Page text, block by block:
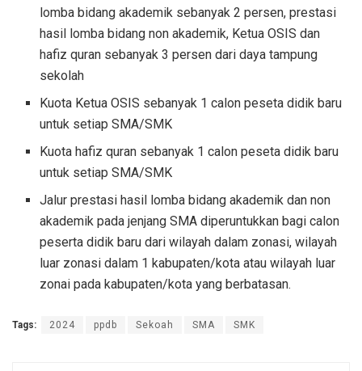
lomba bidang akademik sebanyak 2 persen, prestasi
hasil lomba bidang non akademik, Ketua OSIS dan
hafiz quran sebanyak 3 persen dari daya tampung
sekolah
Kuota Ketua OSIS sebanyak 1 calon peseta didik baru
untuk setiap SMA/SMK
Kuota hafiz quran sebanyak 1 calon peseta didik baru
untuk setiap SMA/SMK
Jalur prestasi hasil lomba bidang akademik dan non
akademik pada jenjang SMA diperuntukkan bagi calon
peserta didik baru dari wilayah dalam zonasi, wilayah
luar zonasi dalam 1 kabupaten/kota atau wilayah luar
zonai pada kabupaten/kota yang berbatasan.
Tags: 2024 ppdb Sekoah SMA SMK